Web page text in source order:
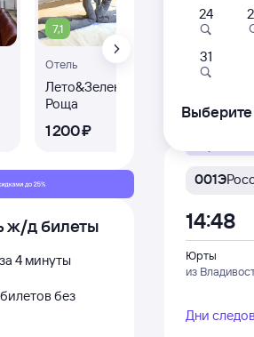
7,1
Отель
Лето&Зеленая
Роща
1 ⁠200 ⁠₽
ж/д билеты
4 минуты
без
Юрты
из
03:02
Дни
001Э
Юрты
из
14:48
Дни
24
31
Выберите